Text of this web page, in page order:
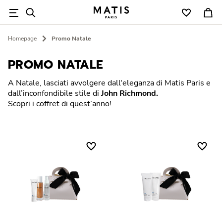
Tipologia
Makeup
Réponse Densité / Intensive
Réponse Préventive
Firme Matis
Réponse Regard
Diventa un centro Matis Paris
Skincare
Beauty Expert Tips
Cerca
Homepage Promo Natale
PROMO NATALE
A Natale, lasciati avvolgere dall'eleganza di Matis Paris e
dall’inconfondibile stile di John Richmond.
Scopri i coffret di quest’anno!